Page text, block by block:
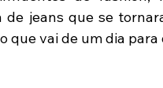
jeans que se
que vai de um dia para